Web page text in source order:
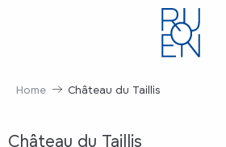
Home Château du Taillis
Château du Taillis